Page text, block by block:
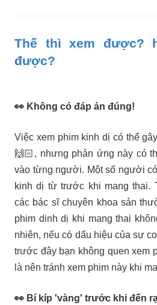
Thế thì xem được?
được?
👀 Không có đáp án đúng!
Việc xem phim kinh dị có thể
🙌🏻 , nhưng phản ứng này có
vào từng người. Một số người
kinh dị từ trước khi mang thai.
các bác sĩ chuyên khoa sản
phim dinh dị khi mang thai
nhiên, nếu có dấu hiệu của sự
trước đây bạn không quen xem
là nên tránh xem phim này khi
👀 Bí kíp 'vàng' trước khi đến